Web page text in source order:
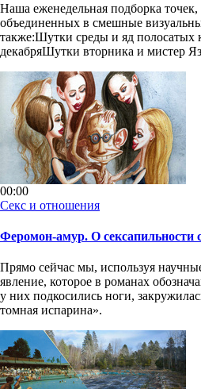
Наша еженедельная подборка
объединенных в смешные
также:Шутки среды и яд полосатых
декабряШутки вторника и мистер
00:00
Секс и отношения
Феромон-амур. О сексапильности
Прямо сейчас мы, используя
явление, которое в романах
у них подкосились ноги,
томная испарина».